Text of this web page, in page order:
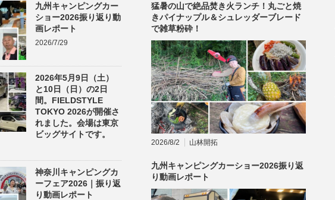
九州キャンピングカー
ショー2026振り返り動
画レポート
2026/7/29
2026年5月9日（土）
と10日（日）の2日
間。FIELDSTYLE
TOKYO 2026が開催さ
れました。会場は東京
ビッグサイトです。
神奈川キャンピングカ
ーフェア2026｜振り返
り動画レポート
猛暑の山で絶品焚き火ランチ！丸ごと焼
きパイナップル＆シュレッダーブレード
で雑草粉砕！
2026/8/2 山林開拓
九州キャンピングカーショー2026振り返
り動画レポート